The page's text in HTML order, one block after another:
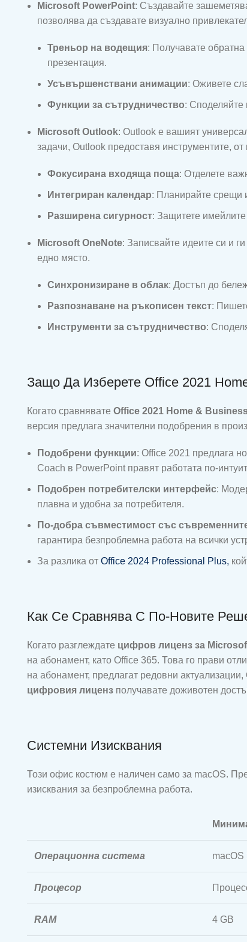
Microsoft PowerPoint: Създавайте
позволява да създавате визуално
Треньор на водещия: Получавате обратна
презентация.
Усъвършенствани анимации: Оживете
Функции за сътрудничество: Споделяйте
Microsoft Outlook: Outlook е вашият
задачи, Outlook предоставя инструментите,
Фокусирана входяща поща: Отделете
Интегриран календар: Планирайте срещи
Разширена сигурност: Защитете
Microsoft OneNote: Записвайте идеите си и
едно място.
Синхронизиране в облак: Достъп до
Разпознаване на ръкописен текст:
Инструменти за сътрудничество:
Защо Да Изберете Office 2021
Когато сравнявате Office 2021 Home &
версия предлага значителни подобрения в
Подобрени функции: Office 2021 предлага
Coach в PowerPoint правят работата по-
Подобрен потребителски интерфейс:
плавна и удобна за потребителя.
По-добра съвместимост със
гарантира безпроблемна работа на всички
За разлика от Office 2024 Professional Plus,
Как Се Сравнява С По-Новите
Когато разглеждате цифров лиценз за
на абонамент, като Office 365. Това го прави
на абонамент, предлагат редовни актуализации,
цифровия лиценз получавате доживотен
Системни Изисквания
Този офис костюм е наличен само за macOS.
изисквания за безпроблемна работа.
Операционна система macOS
Процесор
RAM 4 GB